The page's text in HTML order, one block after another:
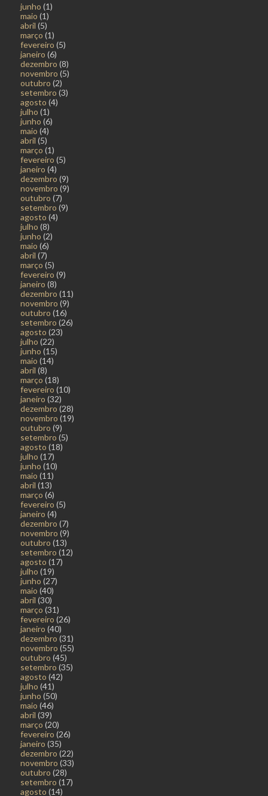
junho (1)
maio (1)
abril (5)
março (1)
fevereiro (5)
janeiro (6)
dezembro (8)
novembro (5)
outubro (2)
setembro (3)
agosto (4)
julho (1)
junho (6)
maio (4)
abril (5)
março (1)
fevereiro (5)
janeiro (4)
dezembro (9)
novembro (9)
outubro (7)
setembro (9)
agosto (4)
julho (8)
junho (2)
maio (6)
abril (7)
março (5)
fevereiro (9)
janeiro (8)
dezembro (11)
novembro (9)
outubro (16)
setembro (26)
agosto (23)
julho (22)
junho (15)
maio (14)
abril (8)
março (18)
fevereiro (10)
janeiro (32)
dezembro (28)
novembro (19)
outubro (9)
setembro (5)
agosto (18)
julho (17)
junho (10)
maio (11)
abril (13)
março (6)
fevereiro (5)
janeiro (4)
dezembro (7)
novembro (9)
outubro (13)
setembro (12)
agosto (17)
julho (19)
junho (27)
maio (40)
abril (30)
março (31)
fevereiro (26)
janeiro (40)
dezembro (31)
novembro (55)
outubro (45)
setembro (35)
agosto (42)
julho (41)
junho (50)
maio (46)
abril (39)
março (20)
fevereiro (26)
janeiro (35)
dezembro (22)
novembro (33)
outubro (28)
setembro (17)
agosto (14)